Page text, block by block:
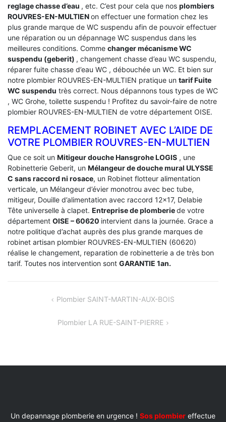
reglage chasse d’eau , etc. C’est pour cela que nos plombiers
ROUVRES-EN-MULTIENon effectuer une formation chez les
plus grande marque de WC suspendu afin de pouvoir effectuer
une réparation ou un dépannage WC suspendus dans les
meilleures conditions. Comme changer mécanisme WC
suspendu (geberit) , changement chasse d’eau WC suspendu,
réparer fuite chasse d’eau WC , débouchée un WC. Et bien sur
notre plombier ROUVRES-EN-MULTIEN pratique un tarif Fuite
WC suspendu très correct. Nous dépannons tous types de WC
, WC Grohe, toilette suspendu ! Profitez du savoir-faire de notre
plombier ROUVRES-EN-MULTIEN de votre département OISE.
REMPLACEMENT ROBINET AVEC L’AIDE DE
VOTRE PLOMBIER ROUVRES-EN-MULTIEN
Que ce soit un Mitigeur douche Hansgrohe LOGIS , une
Robinetterie Geberit, un Mélangeur de douche mural ULYSSE
C sans raccord ni rosace, un Robinet flotteur alimentation
verticale, un Mélangeur d’évier monotrou avec bec tube,
mitigeur, Douille d’alimentation avec raccord 12×17, Delabie
Tête universelle à clapet. Entreprise de plomberiede votre
département OISE – 60620 intervient dans la journée. Grace a
notre politique d’achat auprès des plus grande marques de
robinet artisan plombier ROUVRES-EN-MULTIEN (60620)
réalise le changement, reparation de robinetterie a de très bon
tarif. Toutes nos intervention sont GARANTIE 1an.
NAVIGATIONPlombier SAINT-MARTIN-AUX-BOIS
Plombier LA RUE-SAINT-PIERRE
Un depannage plomberie en urgence ! Sos plombier effectue